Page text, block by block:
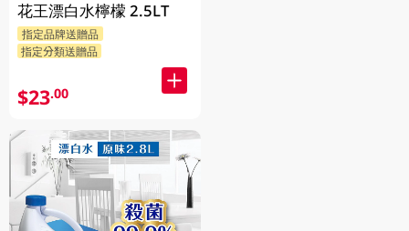
花王漂白水檸檬 2.5LT
指定品牌送贈品
指定分類送贈品
$23.00